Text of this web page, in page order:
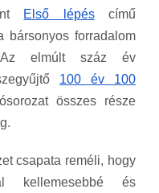
Első lépéscímű
bársonyos forradalom
Az elmúlt száz év
100 év 100
összes része
csapata reméli, hogy
kellemesebbé és